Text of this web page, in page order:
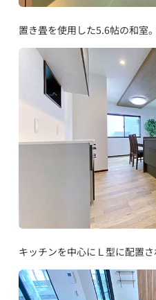
置き畳を使用した5.6帖の和室
キッチンを中心にＬ型に配置さ